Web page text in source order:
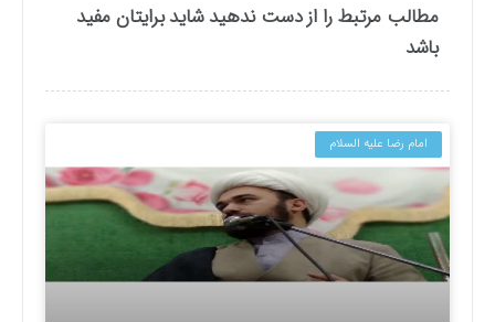
مطالب مرتبط را از دست ندهید شاید برایتان مفید
باشد
امام رضا علیه السلام